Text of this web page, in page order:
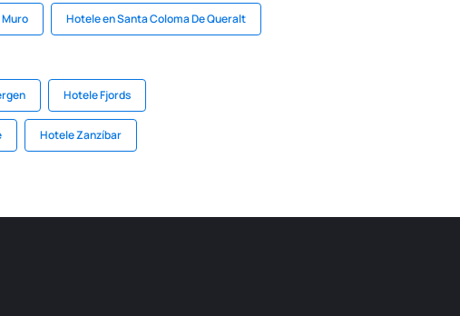
Hotele en Santa Coloma De Queralt
Hotele Fjords
Hotele Zanzíbar